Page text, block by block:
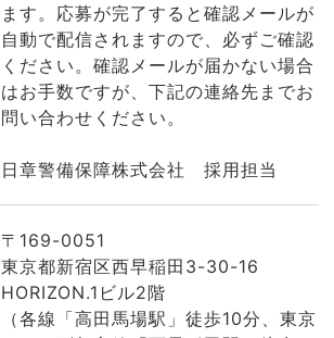
ます。応募が完了すると確認メールが
自動で配信されますので、必ずご確認
ください。確認メールが届かない場合
はお手数ですが、下記の連絡先までお
問い合わせください。
日章警備保障株式会社 採用担当
〒169-0051
東京都新宿区西早稲田3-30-16
HORIZON.1ビル2階
（各線「高田馬場駅」徒歩10分、東京